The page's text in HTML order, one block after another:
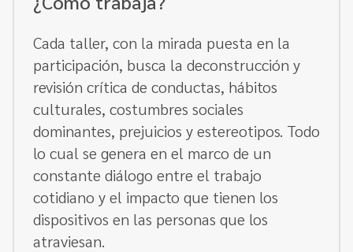
Cada taller, con la mirada puesta en la
participación, busca la deconstrucción y
revisión crítica de conductas, hábitos
culturales, costumbres sociales
dominantes, prejuicios y estereotipos. Todo
lo cual se genera en el marco de un
constante diálogo entre el trabajo
cotidiano y el impacto que tienen los
dispositivos en las personas que los
atraviesan.